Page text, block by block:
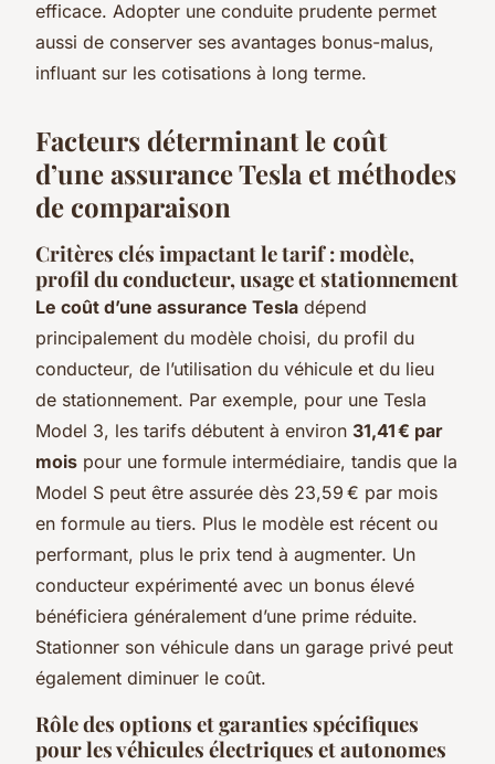
efficace. Adopter une conduite prudente permet
aussi de conserver ses avantages bonus-malus,
influant sur les cotisations à long terme.
Facteurs déterminant le coût
d’une assurance Tesla et méthodes
de comparaison
Critères clés impactant le tarif : modèle,
profil du conducteur, usage et stationnement
Le coût d’une assurance Tesla dépend
principalement du modèle choisi, du profil du
conducteur, de l’utilisation du véhicule et du lieu
de stationnement. Par exemple, pour une Tesla
Model 3, les tarifs débutent à environ 31,41 € par
mois pour une formule intermédiaire, tandis que la
Model S peut être assurée dès 23,59 € par mois
en formule au tiers. Plus le modèle est récent ou
performant, plus le prix tend à augmenter. Un
conducteur expérimenté avec un bonus élevé
bénéficiera généralement d’une prime réduite.
Stationner son véhicule dans un garage privé peut
également diminuer le coût.
Rôle des options et garanties spécifiques
pour les véhicules électriques et autonomes